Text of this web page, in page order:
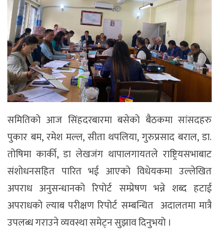
समितिको आज सिंहदरबारमा बसेको बैठकमा सांसदहरु
पुकार बम, रमेश मल्ल, सीता थपलिया, गुरुप्रसाद बराल, डा.
तोषिमा कार्की, डा लेखजंग थापालगायतले राष्ट्रियसभाबाट
संशोधनसहित पारित भई आएको विधेयकमा उल्लेखित
अपराध अनुसन्धानको रिपोर्ट सम्प्रेषण भन्ने शब्द हटाई
अपराधको ल्याब परीक्षण रिपोर्ट सम्बन्धित अदालतमा मात्रै
उपलब्ध गराउने व्यवस्था समेट्न सुझाव दिनुभयो ।